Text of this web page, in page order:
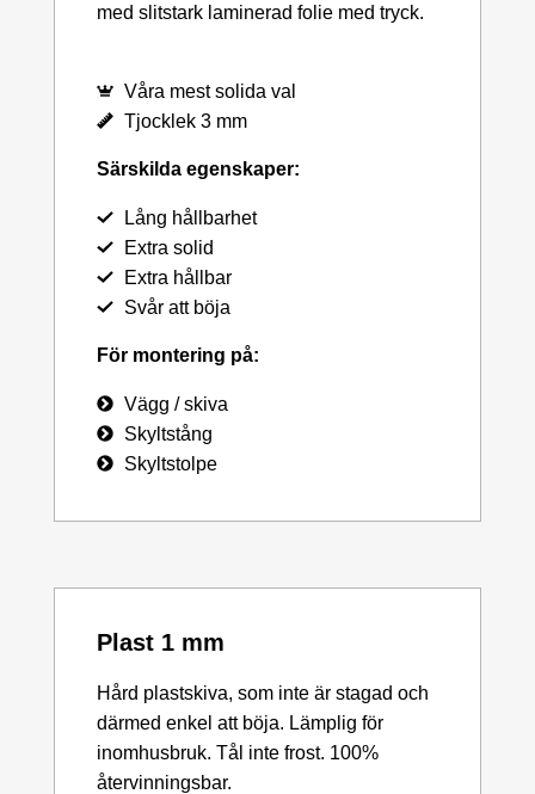
med slitstark laminerad folie med tryck.
Våra mest solida val
Tjocklek 3 mm
Särskilda egenskaper:
Lång hållbarhet
Extra solid
Extra hållbar
Svår att böja
För montering på:
Vägg / skiva
Skyltstång
Skyltstolpe
Plast 1 mm
Hård plastskiva, som inte är stagad och
därmed enkel att böja. Lämplig för
inomhusbruk. Tål inte frost. 100%
återvinningsbar.